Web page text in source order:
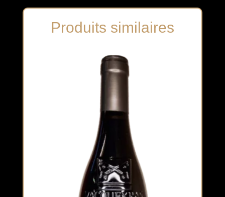
Produits similaires